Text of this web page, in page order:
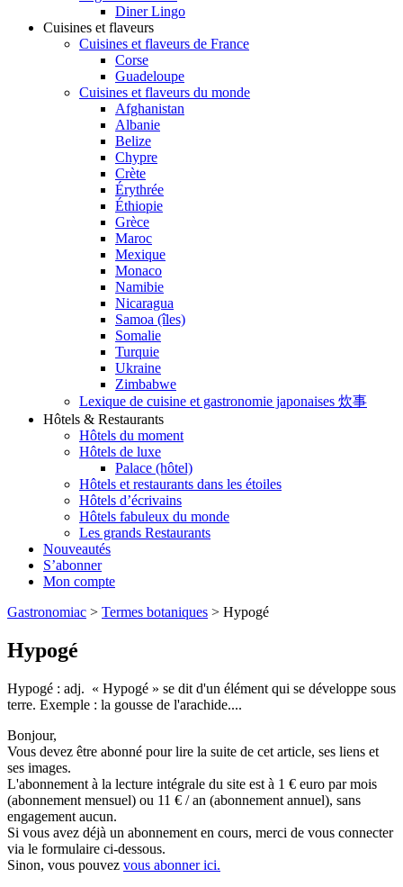
Diner Lingo
Cuisines et flaveurs
Cuisines et flaveurs de France
Corse
Guadeloupe
Cuisines et flaveurs du monde
Afghanistan
Albanie
Belize
Chypre
Crète
Érythrée
Éthiopie
Grèce
Maroc
Mexique
Monaco
Namibie
Nicaragua
Samoa (îles)
Somalie
Turquie
Ukraine
Zimbabwe
Lexique de cuisine et gastronomie japonaises 炊事
Hôtels & Restaurants
Hôtels du moment
Hôtels de luxe
Palace (hôtel)
Hôtels et restaurants dans les étoiles
Hôtels d’écrivains
Hôtels fabuleux du monde
Les grands Restaurants
Nouveautés
S’abonner
Mon compte
Gastronomiac > Termes botaniques > Hypogé
Hypogé
Hypogé : adj. « Hypogé » se dit d'un élément qui se développe sous
terre. Exemple : la gousse de l'arachide....
Bonjour,
Vous devez être abonné pour lire la suite de cet article, ses liens et
ses images.
L'abonnement à la lecture intégrale du site est à 1 € euro par mois
(abonnement mensuel) ou 11 € / an (abonnement annuel), sans
engagement aucun.
Si vous avez déjà un abonnement en cours, merci de vous connecter
via le formulaire ci-dessous.
Sinon, vous pouvez vous abonner ici.